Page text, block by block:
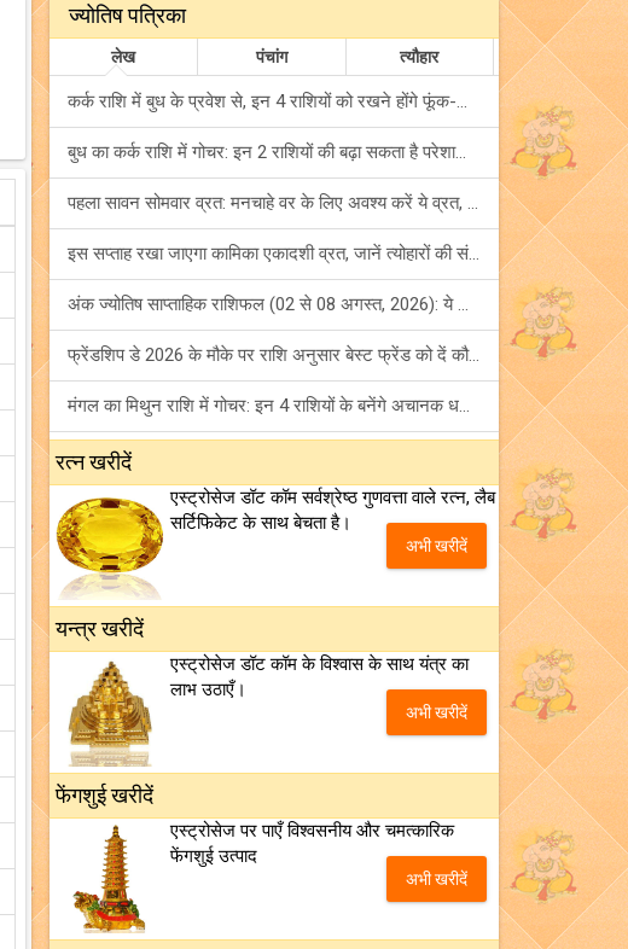
ज्योतिष पत्रिका
लेख पंचांग त्यौहार
कर्क राशि में बुध के प्रवेश से, इन 4 राशियों को रखने होंगे फूंक-फूंक कर कदम!
बुध का कर्क राशि में गोचर: इन 2 राशियों की बढ़ा सकता है परेशानियां, हो जाएं सावधान!
पहला सावन सोमवार व्रत: मनचाहे वर के लिए अवश्य करें ये व्रत, जानें नियम एवं पूजा विधि!
इस सप्ताह रखा जाएगा कामिका एकादशी व्रत, जानें त्योहारों की संपूर्ण लिस्ट!
अंक ज्योतिष साप्ताहिक राशिफल (02 से 08 अगस्त, 2026): ये सप्ताह क्यों है खास?
फ्रेंडशिप डे 2026 के मौके पर राशि अनुसार बेस्ट फ्रेंड को दें कौन सा गिफ्ट? जानें
मंगल का मिथुन राशि में गोचर: इन 4 राशियों के बनेंगे अचानक धन लाभ के योग!
शनि साढ़े साती और ढैय्या से परेशान हैं? शनि कृपा के लिए अवश्य करें शनिवार व्रत!
शुक्र का कन्या राशि में गोचर: किन राशियों के सपने करेगा पूरे? जानें
रत्न खरीदें
एस्ट्रोसेज डॉट कॉम सर्वश्रेष्ठ गुणवत्ता वाले रत्न, लैब
सर्टिफिकेट के साथ बेचता है।
अभी खरीदें
यन्त्र खरीदें
एस्ट्रोसेज डॉट कॉम के विश्वास के साथ यंत्र का
लाभ उठाएँ।
अभी खरीदें
फेंगशुई खरीदें
एस्ट्रोसेज पर पाएँ विश्वसनीय और चमत्कारिक
फेंगशुई उत्पाद
अभी खरीदें